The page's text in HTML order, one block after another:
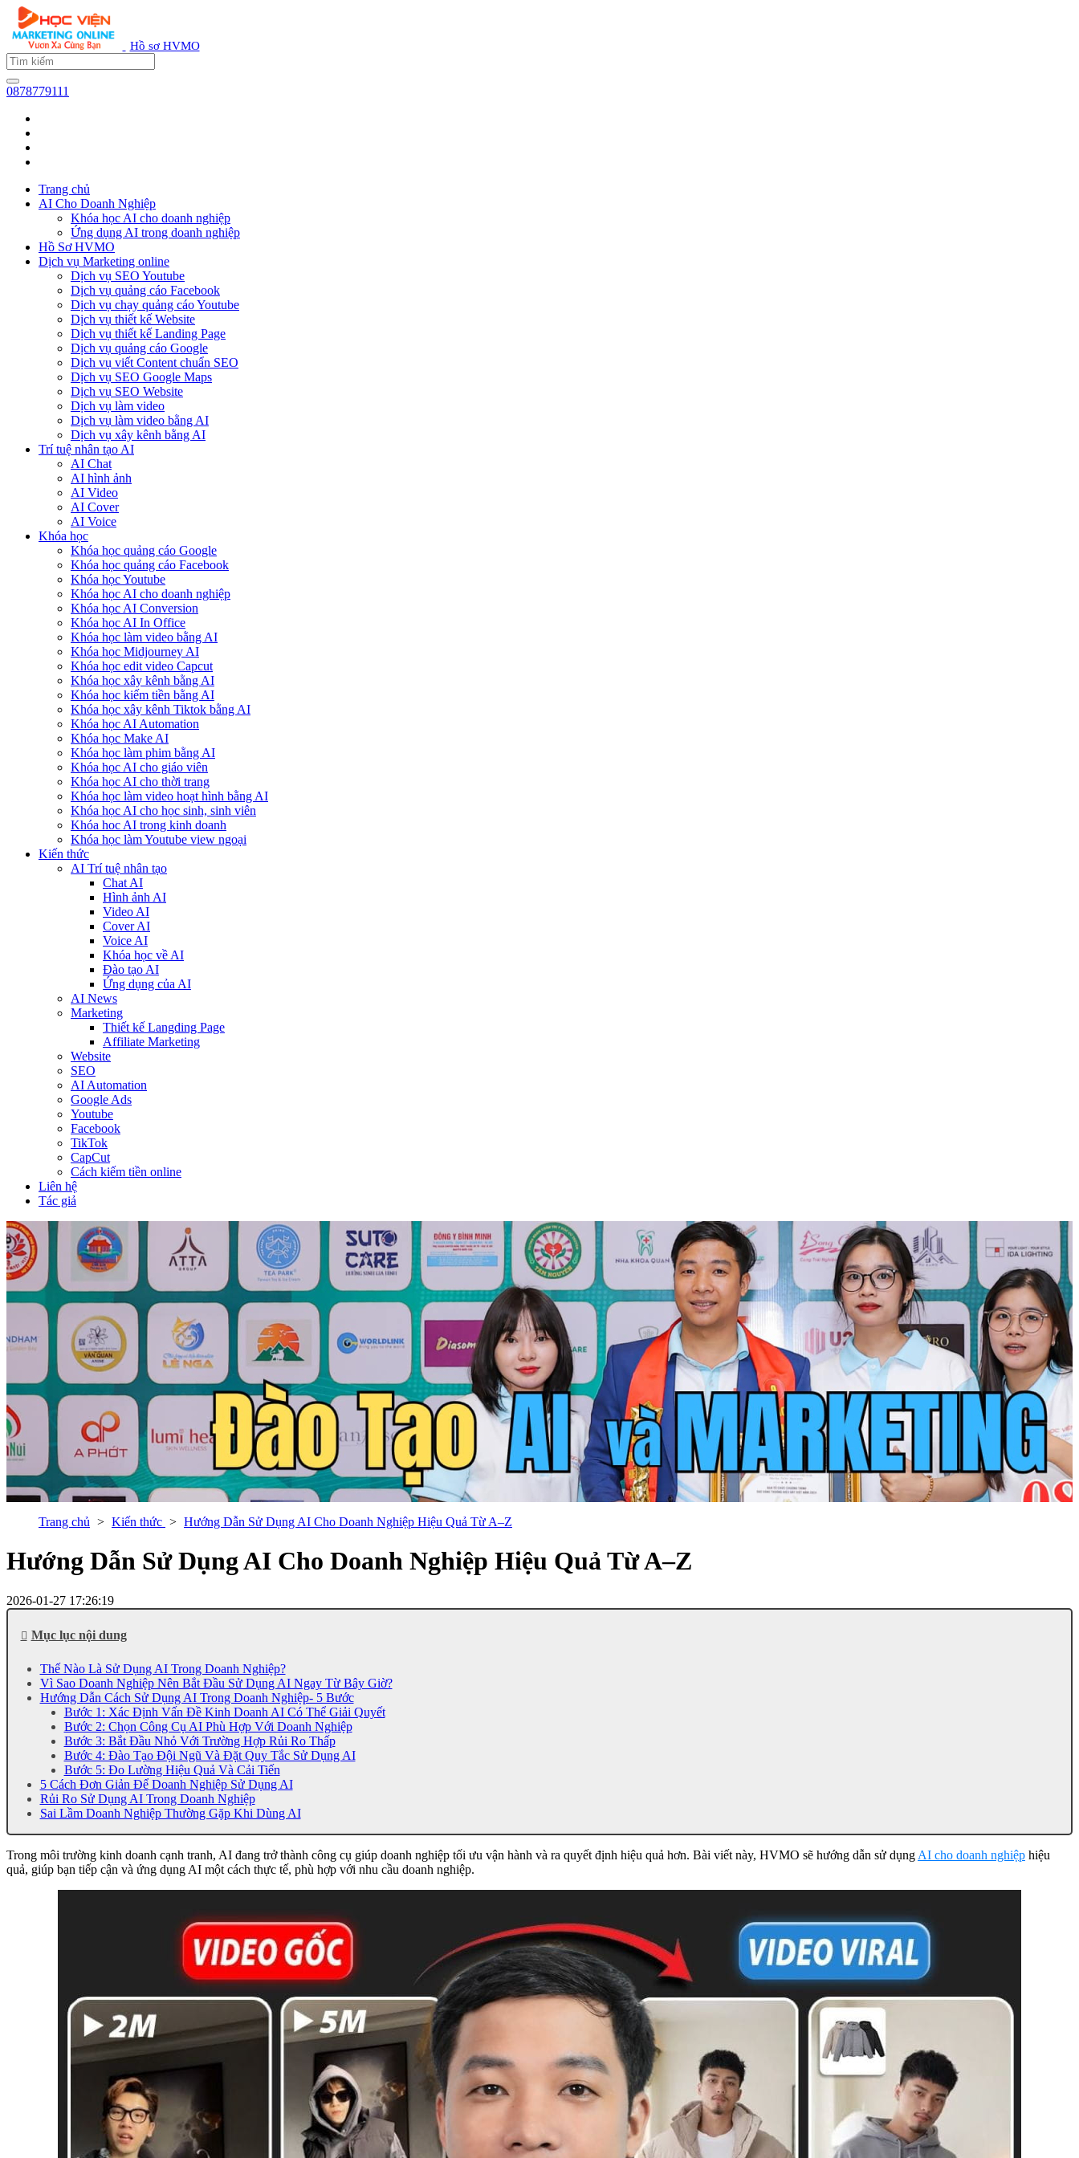
Hồ sơ HVMO
0878779111
Trang chủ
AI Cho Doanh Nghiệp
Khóa học AI cho doanh nghiệp
Ứng dụng AI trong doanh nghiệp
Hồ Sơ HVMO
Dịch vụ Marketing online
Dịch vụ SEO Youtube
Dịch vụ quảng cáo Facebook
Dịch vụ chạy quảng cáo Youtube
Dịch vụ thiết kế Website
Dịch vụ thiết kế Landing Page
Dịch vụ quảng cáo Google
Dịch vụ viết Content chuẩn SEO
Dịch vụ SEO Google Maps
Dịch vụ SEO Website
Dịch vụ làm video
Dịch vụ làm video bằng AI
Dịch vụ xây kênh bằng AI
Trí tuệ nhân tạo AI
AI Chat
AI hình ảnh
AI Video
AI Cover
AI Voice
Khóa học
Khóa học quảng cáo Google
Khóa học quảng cáo Facebook
Khóa học Youtube
Khóa học AI cho doanh nghiệp
Khóa học AI Conversion
Khóa học AI In Office
Khóa học làm video bằng AI
Khóa học Midjourney AI
Khóa học edit video Capcut
Khóa học xây kênh bằng AI
Khóa học kiếm tiền bằng AI
Khóa học xây kênh Tiktok bằng AI
Khóa học AI Automation
Khóa học Make AI
Khóa học làm phim bằng AI
Khóa học AI cho giáo viên
Khóa học AI cho thời trang
Khóa học làm video hoạt hình bằng AI
Khóa học AI cho học sinh, sinh viên
Khóa hoc AI trong kinh doanh
Khóa học làm Youtube view ngoại
Kiến thức
AI Trí tuệ nhân tạo
Chat AI
Hình ảnh AI
Video AI
Cover AI
Voice AI
Khóa học về AI
Đào tạo AI
Ứng dụng của AI
AI News
Marketing
Thiết kế Langding Page
Affiliate Marketing
Website
SEO
AI Automation
Google Ads
Youtube
Facebook
TikTok
CapCut
Cách kiếm tiền online
Liên hệ
Tác giả
Trang chủ Kiến thức Hướng Dẫn Sử Dụng AI Cho Doanh Nghiệp Hiệu Quả Từ A–Z
Hướng Dẫn Sử Dụng AI Cho Doanh Nghiệp Hiệu Quả Từ A–Z
2026-01-27 17:26:19
Mục lục nội dung
Thế Nào Là Sử Dụng AI Trong Doanh Nghiệp?
Vì Sao Doanh Nghiệp Nên Bắt Đầu Sử Dụng AI Ngay Từ Bây Giờ?
Hướng Dẫn Cách Sử Dụng AI Trong Doanh Nghiệp- 5 Bước
Bước 1: Xác Định Vấn Đề Kinh Doanh AI Có Thể Giải Quyết
Bước 2: Chọn Công Cụ AI Phù Hợp Với Doanh Nghiệp
Bước 3: Bắt Đầu Nhỏ Với Trường Hợp Rủi Ro Thấp
Bước 4: Đào Tạo Đội Ngũ Và Đặt Quy Tắc Sử Dụng AI
Bước 5: Đo Lường Hiệu Quả Và Cải Tiến
5 Cách Đơn Giản Để Doanh Nghiệp Sử Dụng AI
Rủi Ro Sử Dụng AI Trong Doanh Nghiệp
Sai Lầm Doanh Nghiệp Thường Gặp Khi Dùng AI
Trong môi trường kinh doanh cạnh tranh, AI đang trở thành công cụ giúp doanh nghiệp tối ưu vận hành và ra quyết định hiệu quả hơn. Bài viết này, HVMO sẽ hướng dẫn sử dụng AI cho doanh nghiệp hiệu
quả, giúp bạn tiếp cận và ứng dụng AI một cách thực tế, phù hợp với nhu cầu doanh nghiệp.